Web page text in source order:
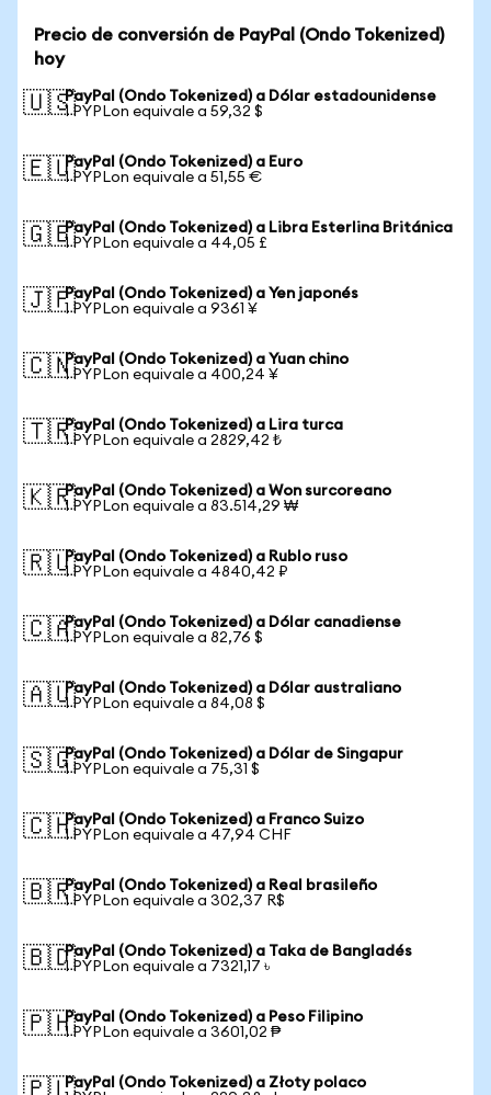
Precio de conversión de PayPal (Ondo Tokenized)
hoy
🇺🇸PayPal (Ondo Tokenized) a Dólar estadounidense
1 PYPLon equivale a 59,32 $
🇪🇺PayPal (Ondo Tokenized) a Euro
1 PYPLon equivale a 51,55 €
🇬🇧PayPal (Ondo Tokenized) a Libra Esterlina Británica
1 PYPLon equivale a 44,05 £
🇯🇵PayPal (Ondo Tokenized) a Yen japonés
1 PYPLon equivale a 9361 ¥
🇨🇳PayPal (Ondo Tokenized) a Yuan chino
1 PYPLon equivale a 400,24 ¥
🇹🇷PayPal (Ondo Tokenized) a Lira turca
1 PYPLon equivale a 2829,42 ₺
🇰🇷PayPal (Ondo Tokenized) a Won surcoreano
1 PYPLon equivale a 83.514,29 ₩
🇷🇺PayPal (Ondo Tokenized) a Rublo ruso
1 PYPLon equivale a 4840,42 ₽
🇨🇦PayPal (Ondo Tokenized) a Dólar canadiense
1 PYPLon equivale a 82,76 $
🇦🇺PayPal (Ondo Tokenized) a Dólar australiano
1 PYPLon equivale a 84,08 $
🇸🇬PayPal (Ondo Tokenized) a Dólar de Singapur
1 PYPLon equivale a 75,31 $
🇨🇭PayPal (Ondo Tokenized) a Franco Suizo
1 PYPLon equivale a 47,94 CHF
🇧🇷PayPal (Ondo Tokenized) a Real brasileño
1 PYPLon equivale a 302,37 R$
🇧🇩PayPal (Ondo Tokenized) a Taka de Bangladés
1 PYPLon equivale a 7321,17 ৳
🇵🇭PayPal (Ondo Tokenized) a Peso Filipino
1 PYPLon equivale a 3601,02 ₱
PayPal (Ondo Tokenized) a Złoty polaco